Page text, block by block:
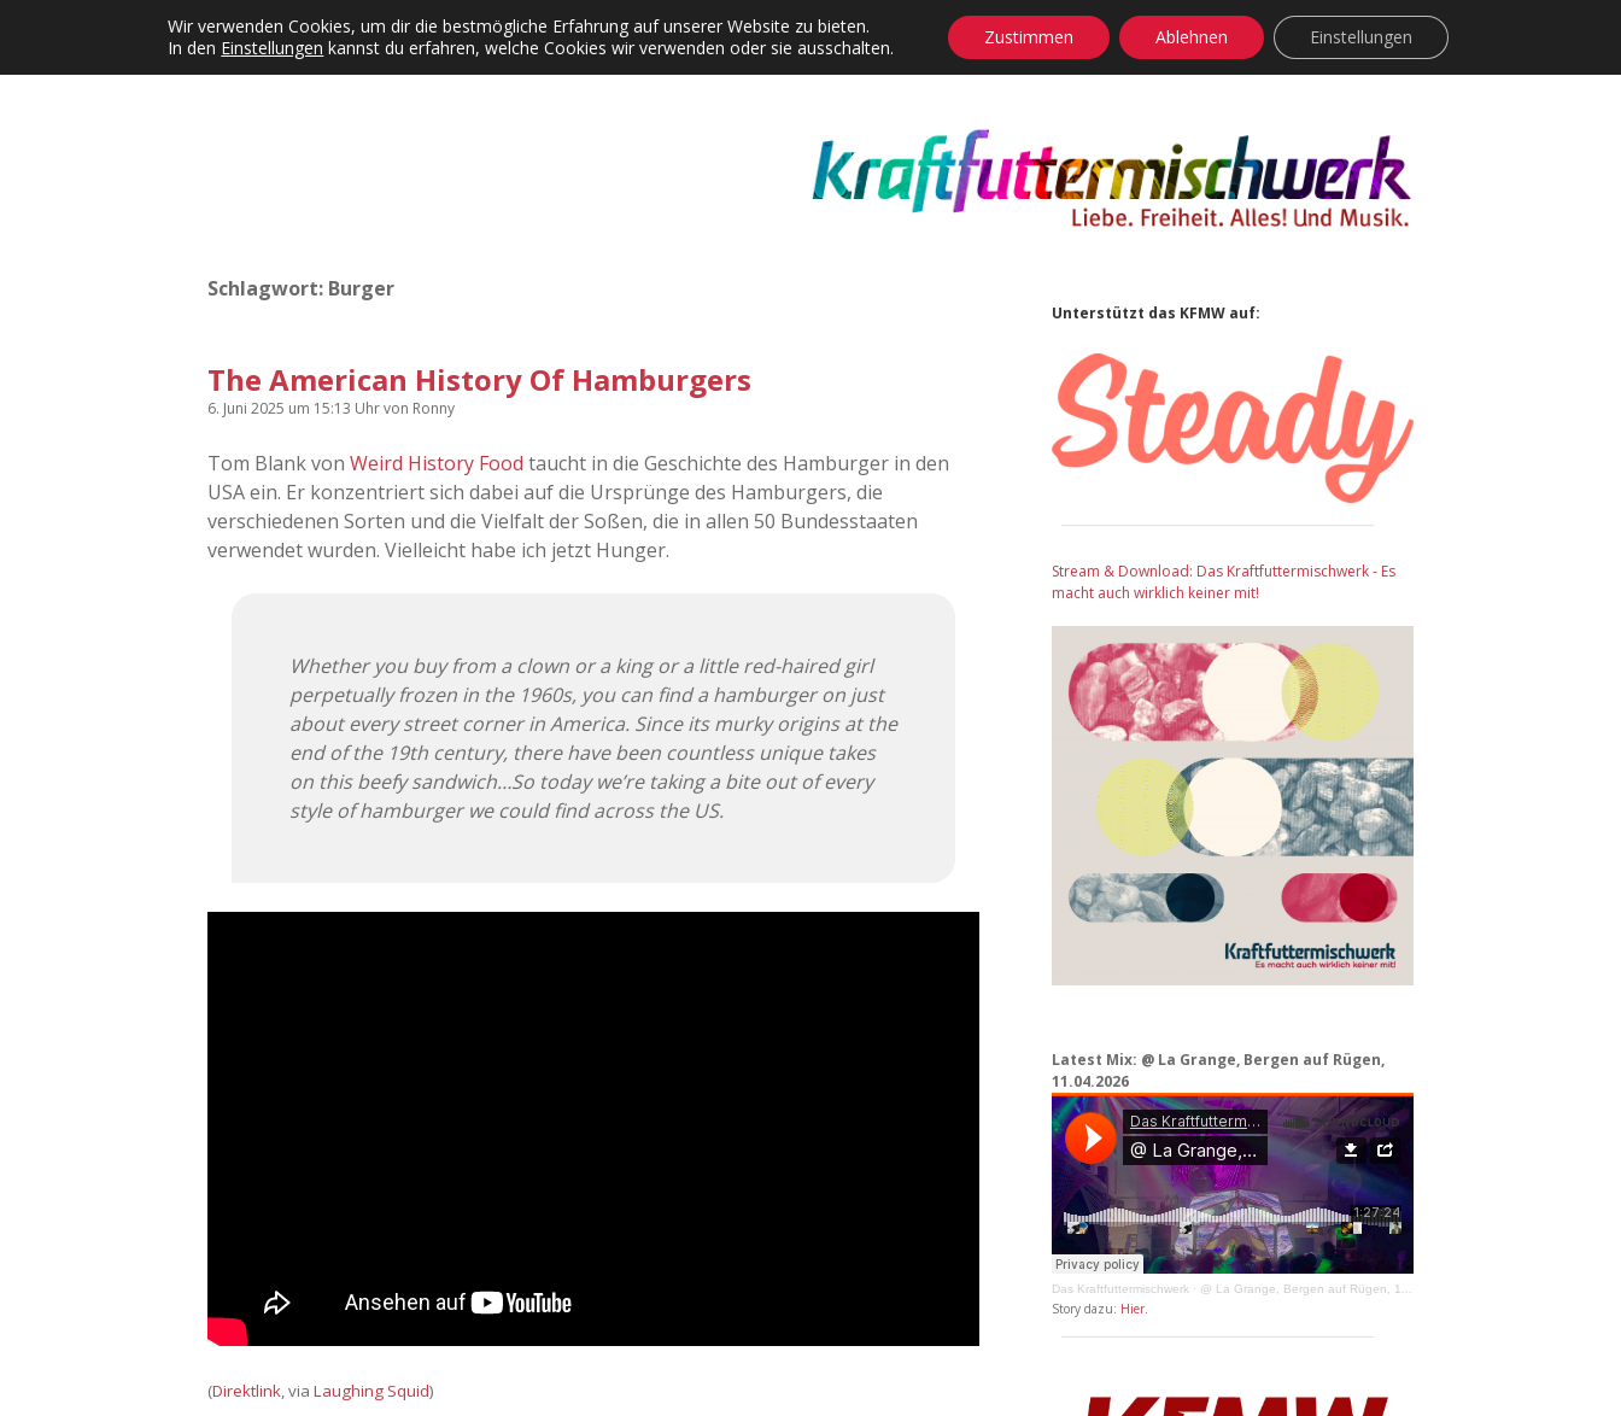
Kategorien Dropdown-Menü öffnen
KFMW-Disco Dates Instagrams Contact Adventskalender Dropdown-Menü öffnen facebook
instagram
rss soundcloud
vimeoBluesky
Schlagwort: Burger
The American History Of Hamburgers
6. Juni 2025 um 15:13 Uhrvon Ronny
Tom Blank von Weird History Food taucht in die Geschichte des Hamburger in den
USA ein. Er konzentriert sich dabei auf die Ursprünge des Hamburgers, die
verschiedenen Sorten und die Vielfalt der Soßen, die in allen 50 Bundesstaaten
verwendet wurden. Vielleicht habe ich jetzt Hunger.
Whether you buy from a clown or a king or a little red-haired girl
perpetually frozen in the 1960s, you can find a hamburger on just
about every street corner in America. Since its murky origins at the
end of the 19th century, there have been countless unique takes
on this beefy sandwich…So today we’re taking a bite out of every
style of hamburger we could find across the US.
(Direktlink , via Laughing Squid)
Sidebar
Unterstützt das KFMW auf:
Stream & Download: Das Kraftfuttermischwerk - Es
macht auch wirklich keiner mit!
Latest Mix: @ La Grange, Bergen auf Rügen,
11.04.2026
Das Kraftfuttermischwerk · @ La Grange, Bergen auf Rügen, 11.04.2026
Story dazu: Hier.
Wir verwenden Cookies, um dir die bestmögliche Erfahrung auf unserer Website zu bieten.
In den Einstellungen kannst du erfahren, welche Cookies wir verwenden oder sie ausschalten. Zustimmen Ablehnen Einstellungen